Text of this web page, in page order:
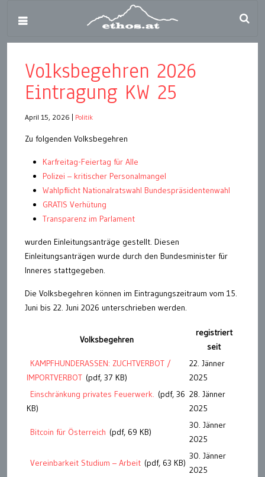
Volksbegehren 2026
Eintragung KW 25
April 15, 2026 Politik
Zu folgenden Volksbegehren
Karfreitag-Feiertag für Alle
Polizei – kritischer Personalmangel
Wahlpflicht Nationalratswahl Bundespräsidentenwahl
GRATIS Verhütung
Transparenz im Parlament
wurden Einleitungsanträge gestellt. Diesen
Einleitungsanträgen wurde durch den Bundesminister für
Inneres stattgegeben.
Die Volksbegehren können im Eintragungszeitraum vom 15.
Juni bis 22. Juni 2026 unterschrieben werden.
Volksbegehren
registriert
seit
KAMPFHUNDERASSEN: ZUCHTVERBOT /
IMPORTVERBOT (pdf, 37 KB)
22. Jänner
2025
Einschränkung privates Feuerwerk. (pdf, 36
KB)
28. Jänner
2025
Bitcoin für Österreich (pdf, 69 KB)
30. Jänner
2025
Vereinbarkeit Studium – Arbeit (pdf, 63 KB)
30. Jänner
2025